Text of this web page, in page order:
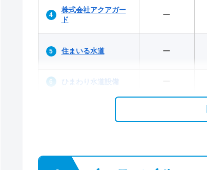
株式会社アクアガー
ド
ー
住まいる水道 ー
ひまわり水道設備